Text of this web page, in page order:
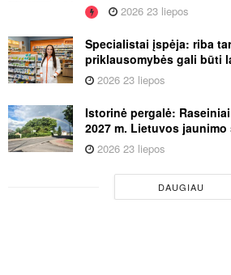
2026 23 liepos
Specialistai įspėja: riba
priklausomybės gali būti
2026 23 liepos
Istorinė pergalė:
2027 m. Lietuvos
2026 23 liepos
DAUGIAU